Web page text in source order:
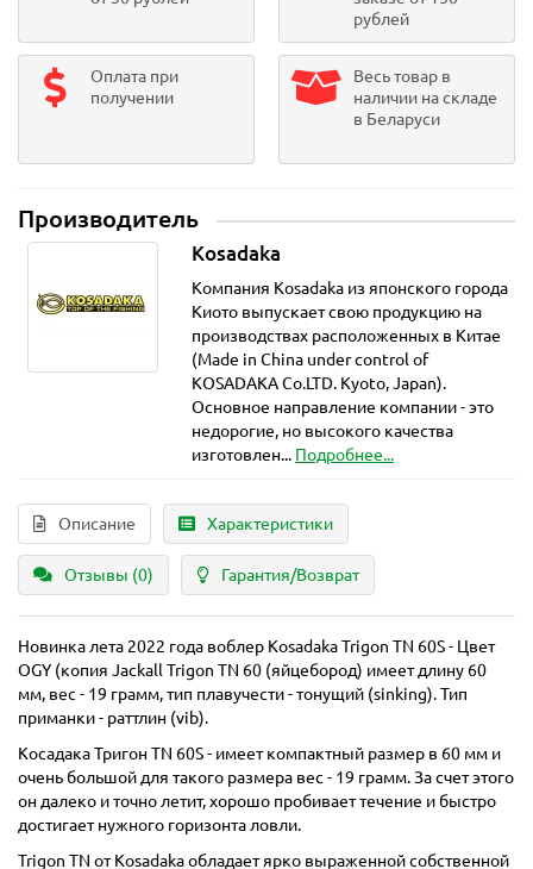
рублей
Оплата при
получении
Весь товар в
наличии на складе
в Беларуси
Производитель
Kosadaka
Компания Kosadaka из японского города
Киото выпускает свою продукцию на
производствах расположенных в Китае
(Made in China under control of
KOSADAKA Co.LTD. Kyoto, Japan).
Основное направление компании - это
недорогие, но высокого качества
изготовлен... Подробнее...
Описание Характеристики
Отзывы (0) Гарантия/Возврат
Новинка лета 2022 года воблер Kosadaka Trigon TN 60S - Цвет
OGY (копия Jackall Trigon TN 60 (яйцебород) имеет длину 60
мм, вес - 19 грамм, тип плавучести - тонущий (sinking). Тип
приманки - раттлин (vib).
Косадака Тригон TN 60S - имеет компактный размер в 60 мм и
очень большой для такого размера вес - 19 грамм. За счет этого
он далеко и точно летит, хорошо пробивает течение и быстро
достигает нужного горизонта ловли.
Trigon TN от Kosadaka обладает ярко выраженной собственной